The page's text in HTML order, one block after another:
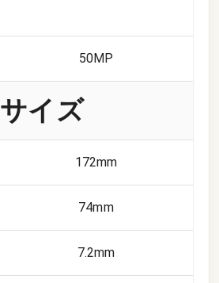
50MP
サイズ
172mm
74mm
7.2mm